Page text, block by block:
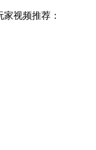
家视频推荐：